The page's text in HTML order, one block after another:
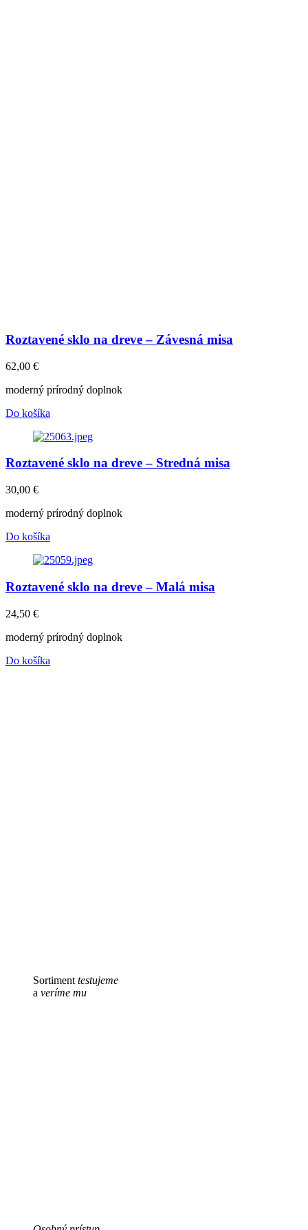
Roztavené sklo na dreve – Závesná misa
62,00 €
moderný prírodný doplnok
Do košíka
Roztavené sklo na dreve – Stredná misa
30,00 €
moderný prírodný doplnok
Do košíka
Roztavené sklo na dreve – Malá misa
24,50 €
moderný prírodný doplnok
Do košíka
Sortiment testujeme
a veríme mu